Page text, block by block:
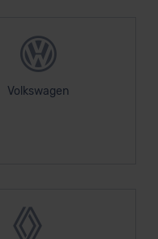
Volkswagen